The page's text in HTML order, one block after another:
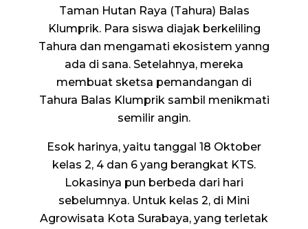
Taman Hutan Raya (Tahura) Balas
Klumprik. Para siswa diajak berkeliling
Tahura dan mengamati ekosistem yanng
ada di sana. Setelahnya, mereka
membuat sketsa pemandangan di
Tahura Balas Klumprik sambil menikmati
semilir angin.
Esok harinya, yaitu tanggal 18 Oktober
kelas 2, 4 dan 6 yang berangkat KTS.
Lokasinya pun berbeda dari hari
sebelumnya. Untuk kelas 2, di Mini
Agrowisata Kota Surabaya, yang terletak